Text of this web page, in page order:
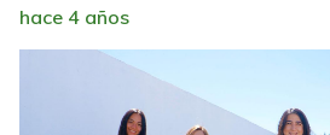
hace 4 años